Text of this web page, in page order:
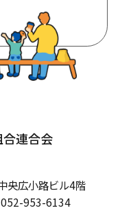
連合会
央広小路ビル4階
953-6134